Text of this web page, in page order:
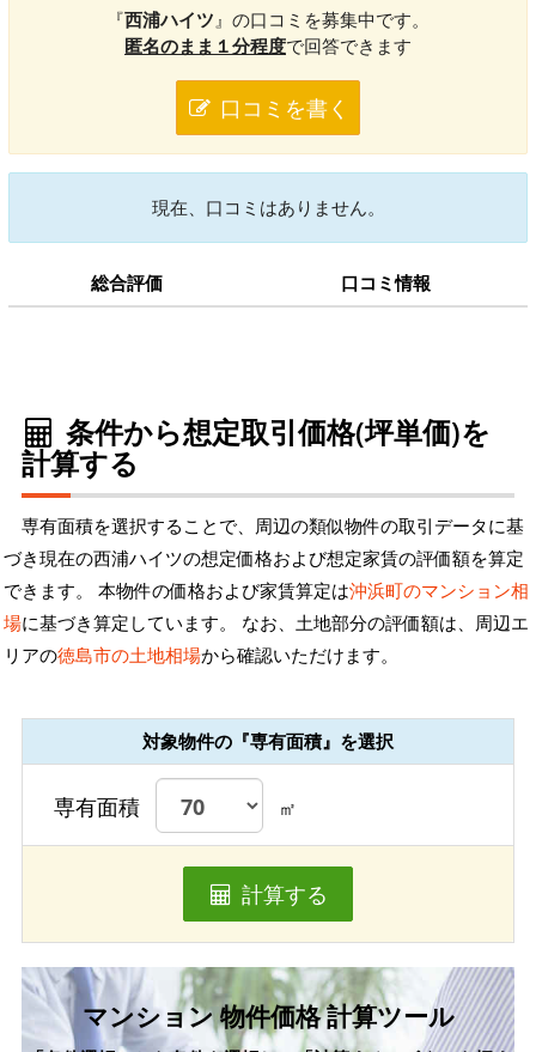
『西浦ハイツ』の口コミを募集中です。
匿名のまま１分程度で回答できます
口コミを書く
現在、口コミはありません。
総合評価 口コミ情報
条件から想定取引価格(坪単価)を
計算する
専有面積を選択することで、周辺の類似物件の取引データに基
づき現在の西浦ハイツの想定価格および想定家賃の評価額を算定
できます。 本物件の価格および家賃算定は沖浜町のマンション相
場に基づき算定しています。 なお、土地部分の評価額は、周辺エ
リアの徳島市の土地相場から確認いただけます。
対象物件の『専有面積』を選択
専有面積 ㎡
計算する
マンション 物件価格 計算ツール